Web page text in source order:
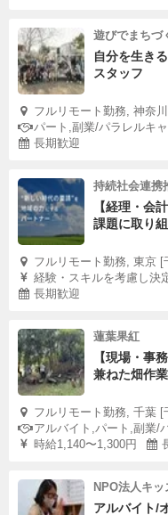
遊びでまちづ
自分を生き
スタッフ
フルリモート勤務, 神奈
パート,副業/パラレルキ
長期歓迎
持続社会連携
【経理・会
課題に取り
フルリモート勤務, 東京 [
経験・スキルを考慮し決
長期歓迎
蓮葉果紅
【現場・事
兼ねた畑作
フルリモート勤務, 千葉 [
アルバイト,パート,副業/
時給1,140〜1,300円
NPO法人キッ
アルバイト/